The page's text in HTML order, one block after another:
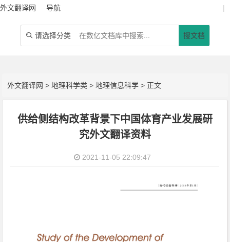
外文翻译网 导航 |
 请选择分类 搜文档
外文翻译网 >地理科学类 >地理信息科学 > 正文
供给侧结构改革背景下中国体育产业发展研
究外文翻译资料
2021-11-05 22:09:47